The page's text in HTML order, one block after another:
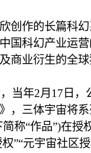
作的长篇科幻
国科幻产业运
商业衍生的全
年2月17日，
，三体宇宙将
称“作品”)在授
”“元宇宙社区